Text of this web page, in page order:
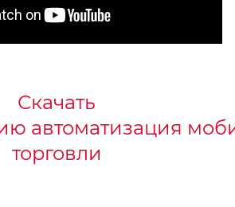
Скачать
автоматизация
торговли